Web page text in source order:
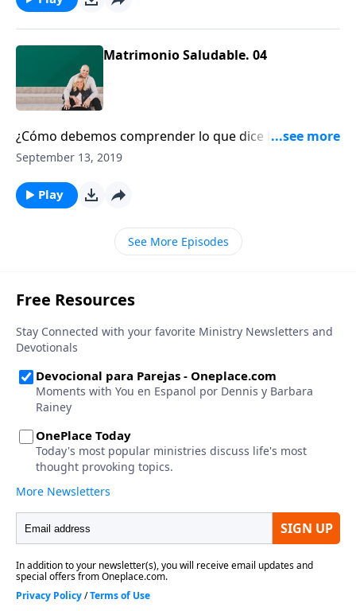
en la que nos enfoquemos en el problema y
invitados Tim y Kathy Keller.Matrimonio Saludable. 04
¿Cómo debemos comprender lo que dice la Biblia
sobre la sumisión, la autoridad y el liderazgo?
September 13, 2019
Play
See More Episodes